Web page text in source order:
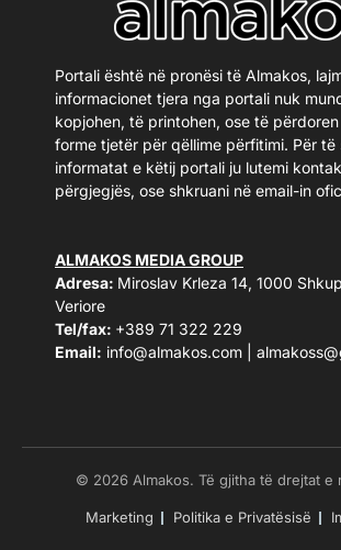
Portali është në pronësi të Almakos,
informacionet tjera nga portali nuk
kopjohen, të printohen, ose të
forme tjetër për qëllime përfitimi. Për
informatat e këtij portali ju lutemi
përgjegjës, ose shkruani në email-in
ALMAKOS MEDIA GROUP
Adresa: Miroslav Krleza 14, 1000
Veriore
Tel/fax: +389 71 322 229
Email: info@almakos.com
© 2026 Almakos. Të gjitha të drejtat e
Marketing Politika e Privatësisë